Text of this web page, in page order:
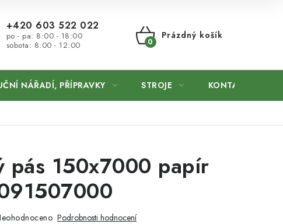
+420 603 522 022
po - pa: 8:00 - 18:00
sobota: 8:00 - 12:00
NÁKUPNÍ
Prázdný košík
NÁŘADÍ, PŘÍPRAVKY STROJE KONTAKTY
pás 150x7000 papír
Podrobnosti hodnocení